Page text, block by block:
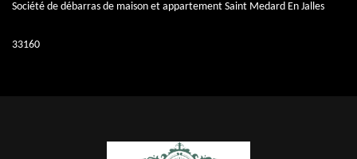
Société de débarras de maison et appartement Saint Medard En Jalles
33160